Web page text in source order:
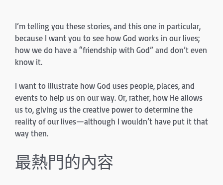
I’m telling you these stories, and this one in particular,
because I want you to see how God works in our lives;
how we do have a “friendship with God” and don’t even
know it.
I want to illustrate how God uses people, places, and
events to help us on our way. Or, rather, how He allows
us to, giving us the creative power to de­termine the
reality of our lives—although I wouldn’t have put it that
way then.
最熱門的內容